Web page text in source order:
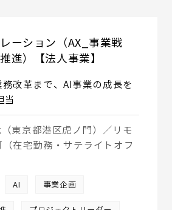
ーション（AX_事業戦
進）【法人事業】
改革まで、AI事業の成長を
当
東京都港区虎ノ門）／リモ
在宅勤務・サテライトオフ
AI 事業企画